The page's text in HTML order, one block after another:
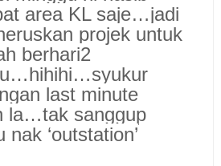
area KL saje…jadi
projek untuk
berhari2
last minute
la…tak sanggup
‘outstation’